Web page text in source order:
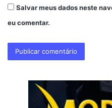
Salvar meus dados neste
eu comentar.